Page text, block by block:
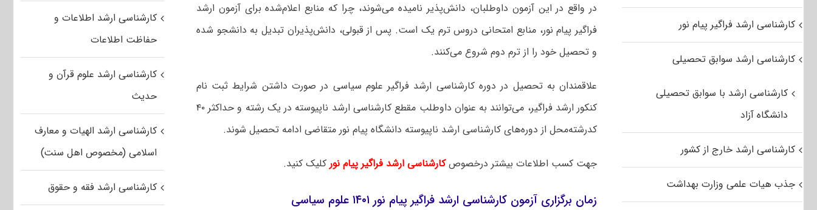
در واقع در این آزمون داوطلبان، دانش‌پذیر نامیده می‌شوند، چرا که منابع اعلام‌شده برای آزمون ارشد
فراگیر پیام نور، منابع امتحانی دروس ترم یک است. پس از قبولی، دانش‌پذیران تبدیل به دانشجو شده
و تحصیل خود را از ترم دوم شروع می‌کنند.
علاقمندان به تحصیل در دوره کارشناسی ارشد فراگیر علوم سیاسی در صورت داشتن شرایط ثبت نام
کنکور ارشد فراگیر، می‌توانند به عنوان داوطلب مقطع کارشناسی ارشد ناپیوسته در یک رشته و حداکثر ۴۰
کدرشته‌محل از دوره‌های کارشناسی ارشد ناپیوسته دانشگاه پیام نور متقاضی ادامه تحصیل شوند.
جهت کسب اطلاعات بیشتر درخصوصکارشناسی ارشد فراگیر پیام نورکلیک کنید.
زمان برگزاری آزمون کارشناسی ارشد فراگیر پیام نور ۱۴۰۱ علوم سیاسی
کارشناسی ارشد اطلاعات و
حفاظت اطلاعات
کارشناسی ارشد علوم قرآن و
حدیث
کارشناسی ارشد الهیات و معارف
اسلامی (مخصوص اهل سنت)
کارشناسی ارشد فقه و حقوق
کارشناسی ارشد فراگیر پیام نور
کارشناسی ارشد سوابق تحصیلی
کارشناسی ارشد با سوابق تحصیلی
دانشگاه آزاد
کارشناسی ارشد خارج از کشور
جذب هیات علمی وزارت بهداشت